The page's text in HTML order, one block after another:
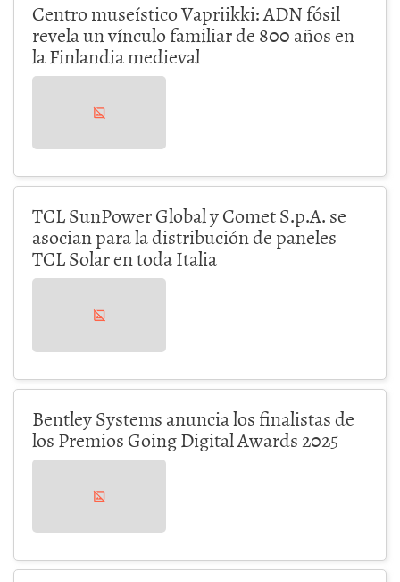
Centro museístico Vapriikki: ADN fósil
revela un vínculo familiar de 800 años en
la Finlandia medieval
TCL SunPower Global y Comet S.p.A. se
asocian para la distribución de paneles
TCL Solar en toda Italia
Bentley Systems anuncia los finalistas de
los Premios Going Digital Awards 2025